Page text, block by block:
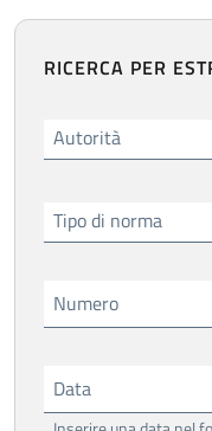
RICERCA PER
Autorità
Tipo di norma
Numero
Data